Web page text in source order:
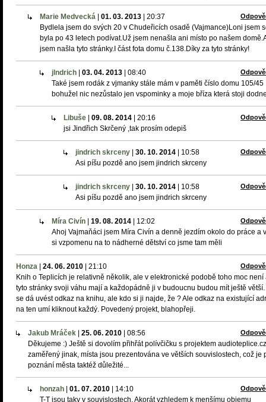
Marie Medvecká 01. 03. 2013 20:37
Bydlela jsem do svých 20 v Chudeřicích osadě (Vajmance)Loni jsem
byla po 43 letech podívat.Už jsem nenašla ani místo po našem
jsem našla tyto stránky.I část fota domu č.138.Díky za tyto stránky!
jlndrich 03. 04. 2013 08:40
Také jsem rodák z vjmanky stále mám v paměti číslo domu 105/45
bohužel nic nezůstalo jen vspominky a moje bříza která stoji
Libuše 09. 08. 2014 20:16
jsi Jindřich Skrčený ,tak prosím odepiš
jindrich skrceny 30. 10. 2014 10:58
Asi píšu pozdě ano jsem jindrich skrceny
jindrich skrceny 30. 10. 2014 10:58
Asi píšu pozdě ano jsem jindrich skrceny
Míra Civín 19. 08. 2014 12:02
Ahoj Vajmaňáci jsem Míra Civín a denně jezdím okolo do práce a
si vzpomenu na to nádherné dětství co jsme tam měli
Honza 24. 06. 2010 21:10
Knih o Teplicích je relativně několik, ale v elektronické podobě toho moc není
tyto stránky svoji váhu mají a každopádně ji v budoucnu budou mít ještě
se dá uvést odkaz na knihu, ale kdo si ji najde, že ? Ale odkaz na existující
na ten umí kliknout každý. Povedený projekt, blahopřeji.
Jakub Mráček 25. 06. 2010 08:56
Děkujeme :) Ještě si dovolím přihřát polívčičku s projektem
zaměřený jinak, místa jsou prezentována ve větších souvislostech, což je
poznání města taktéž důležité...
honzah 01. 07. 2010 14:10
T-T jsou taky v souvislostech. Akorát vzhledem k menšímu objemu